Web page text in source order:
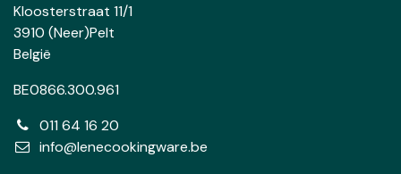
Kloosterstraat 11/1
3910 (Neer)Pelt
België
BE0866.300.961
011 64 16 20
info@lenecookingware.be